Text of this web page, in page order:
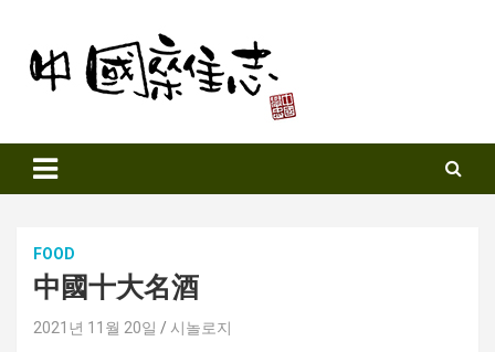
content
Sinozine
FOOD
中國十大名酒
2021년 11월 20일 시놀로지